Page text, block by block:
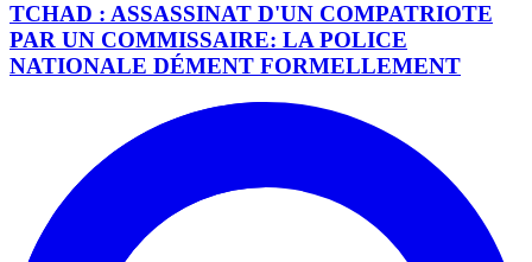
TCHAD : ASSASSINAT D'UN COMPATRIOTE
PAR UN COMMISSAIRE: LA POLICE
NATIONALE DÉMENT FORMELLEMENT